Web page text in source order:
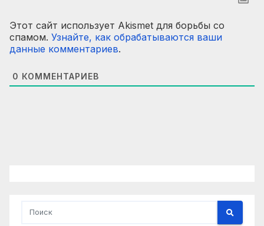
Этот сайт использует Akismet для борьбы со
спамом. Узнайте, как обрабатываются ваши
данные комментариев.
0 КОММЕНТАРИЕВ